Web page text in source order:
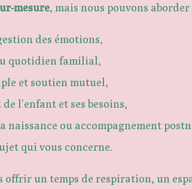
mesure, mais nous pouvons aborder
des émotions,
quotidien familial,
et soutien mutuel,
l’enfant et ses besoins,
naissance ou accompagnement
qui vous concerne.
offrir un temps de respiration, un